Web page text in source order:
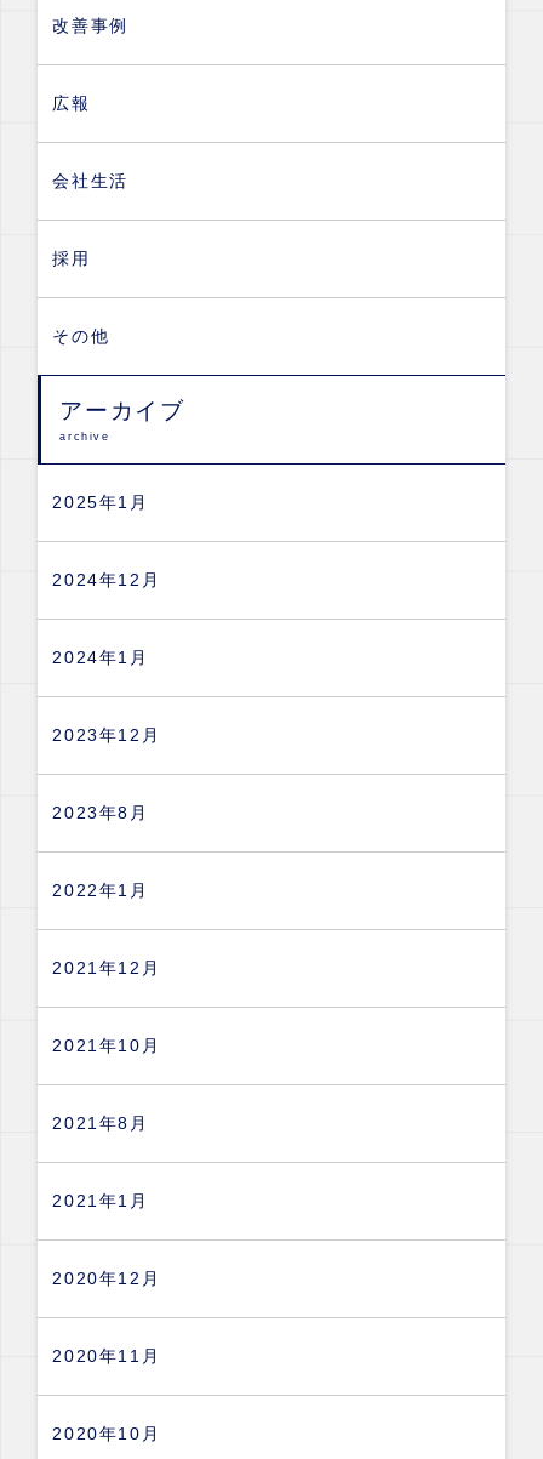
改善事例
広報
会社生活
採用
その他
アーカイブ
archive
2025年1月
2024年12月
2024年1月
2023年12月
2023年8月
2022年1月
2021年12月
2021年10月
2021年8月
2021年1月
2020年12月
2020年11月
2020年10月